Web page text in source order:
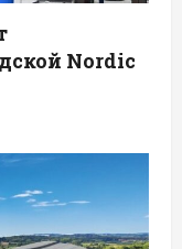
Nordic